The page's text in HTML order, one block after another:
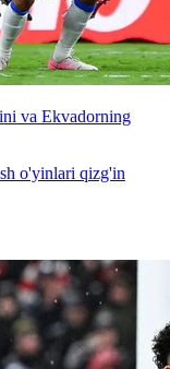
va Ekvadorning
o'yinlari qizg'in